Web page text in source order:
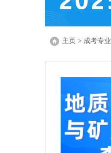
主页 > 成考专业